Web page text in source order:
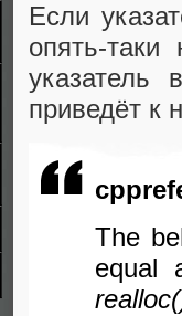
Если
опять-
приведёт к
The
equal